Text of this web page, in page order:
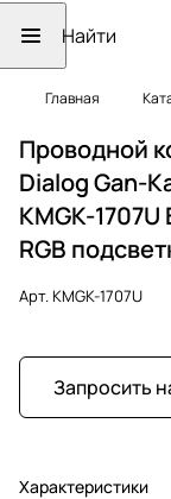
Главная
Проводной
Dialog Gan-
KMGK-1707U
RGB
Арт.KMGK-1707U
Запросить
Характеристики